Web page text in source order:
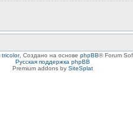
, Создано на основе phpBB® Forum
Русская поддержка phpBB
Premium addons by SiteSplat